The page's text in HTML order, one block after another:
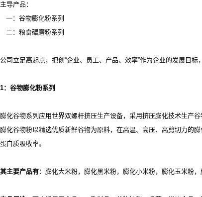
主导产品：
一：谷物膨化粉系列
二：粮食碾磨粉系列
公司立足高起点，把创 “企业、员工、产品、效率”作为企业的发展目
1：谷物膨化粉系列
膨化谷物系列应用世界双螺杆挤压生产设备，采用挤压膨化技术生产
膨化谷物粉以精选优质新鲜谷物为原料，在高温、高压、高剪切力的
蛋白质吸收率。
其主要产品有：膨化大米粉，膨化黑米粉，膨化小米粉，膨化玉米粉，